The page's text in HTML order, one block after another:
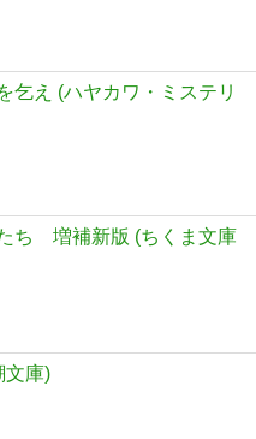
乞え (ハヤカワ・ミステリ
ち 増補新版 (ちくま文庫
文庫)